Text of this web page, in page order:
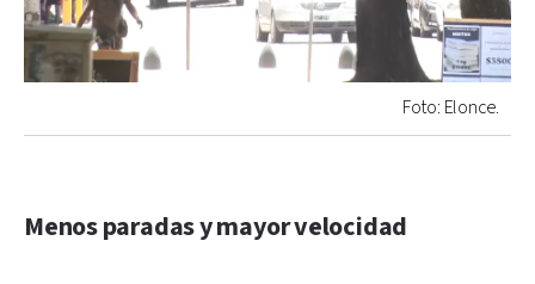
Foto: Elonce.
Menos paradas y mayor velocidad